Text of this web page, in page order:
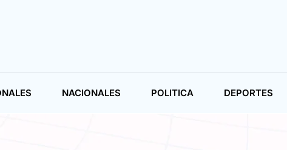
NACIONALES POLITICA DEPORTES